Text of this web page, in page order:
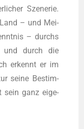
Sze­ne­rie.
– und Mei­
– durchs
und durch die
erkennt er im
sei­ne Bestim­
sein ganz eige­